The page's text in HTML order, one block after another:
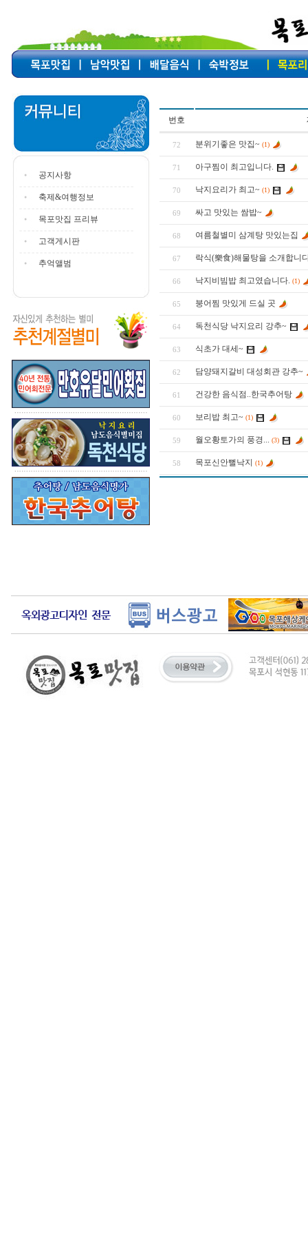
공지사항
축제&여행정보
목포맛집 프리뷰
고객게시판
추억앨범
번호
72 분위기좋은 맛집~ (1)
71 아구찜이 최고입니다.
70 낙지요리가 최고~ (1)
69 싸고 맛있는 쌈밥~
68 여름철별미 삼계탕 맛있는집
67 락식(樂食)해물탕을 소개합니
66 낙지비빔밥 최고였습니다. (1)
65 붕어찜 맛있게 드실 곳
64 독천식당 낙지요리 강추~
63 식초가 대세~
62 담양돼지갈비 대성회관 강추~
61 건강한 음식점..한국추어탕
60 보리밥 최고~ (1)
59 월오황토가의 풍경... (3)
58 목포신안뻘낙지 (1)